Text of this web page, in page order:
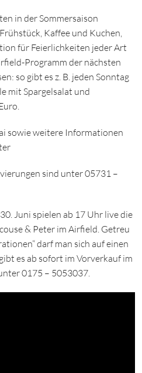
in der Sommersaison
Kaffee und Kuchen,
für Feierlichkeiten jeder Art
Programm der nächsten
so gibt es z. B. jeden Sonntag
mit Spargelsalat und
sowie weitere Informationen
sind unter 05731 –
Juni spielen ab 17 Uhr live die
& Peter im Airfield. Getreu
darf man sich auf einen
es ab sofort im Vorverkauf im
0175 – 5053037.